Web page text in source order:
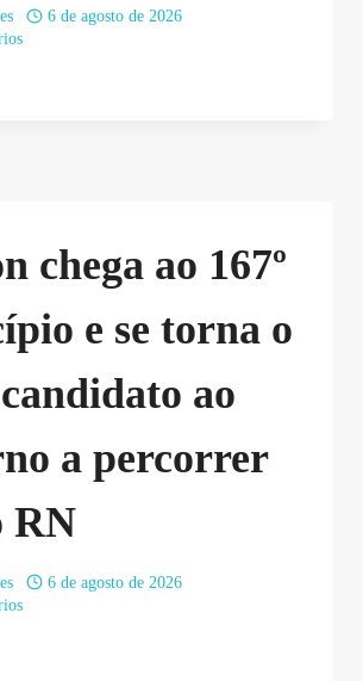
6 de agosto de 2026
chega ao 167º
e se torna o
ao
a percorrer
RN
6 de agosto de 2026